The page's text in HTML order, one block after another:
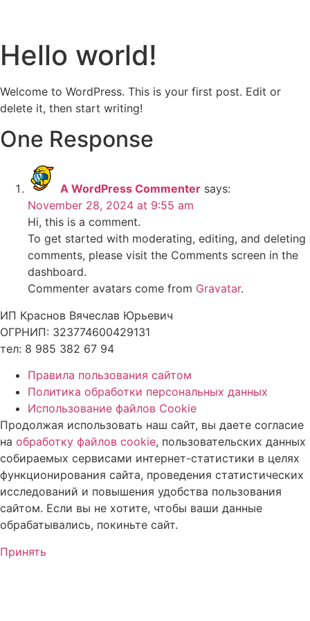
Hello world!
Welcome to WordPress. This is your first post. Edit or
delete it, then start writing!
One Response
A WordPress Commenter says:
November 28, 2024 at 9:55 am
Hi, this is a comment.
To get started with moderating, editing, and deleting
comments, please visit the Comments screen in the
dashboard.
Commenter avatars come from Gravatar.
ИП Краснов Вячеслав Юрьевич
ОГРНИП: 323774600429131
тел: 8 985 382 67 94
Правила пользования сайтом
Политика обработки персональных данных
Использование файлов Cookie
Продолжая использовать наш сайт, вы даете согласие
на обработку файлов cookie, пользовательских данных
собираемых сервисами интернет-статистики в целях
функционирования сайта, проведения статистических
исследований и повышения удобства пользования
сайтом. Если вы не хотите, чтобы ваши данные
обрабатывались, покиньте сайт.
Принять